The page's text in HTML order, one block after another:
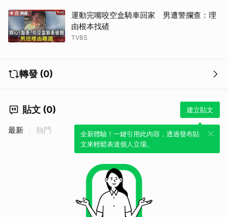
運動完嘴咬空盒騎車回家 男遭警攔查：理
由根本找碴
TVBS
轉發 (0)
貼文 (0) 建立貼文
全新體驗！一鍵引用此內容，透過發布貼
文來輕鬆表達個人立場。
最新 熱門